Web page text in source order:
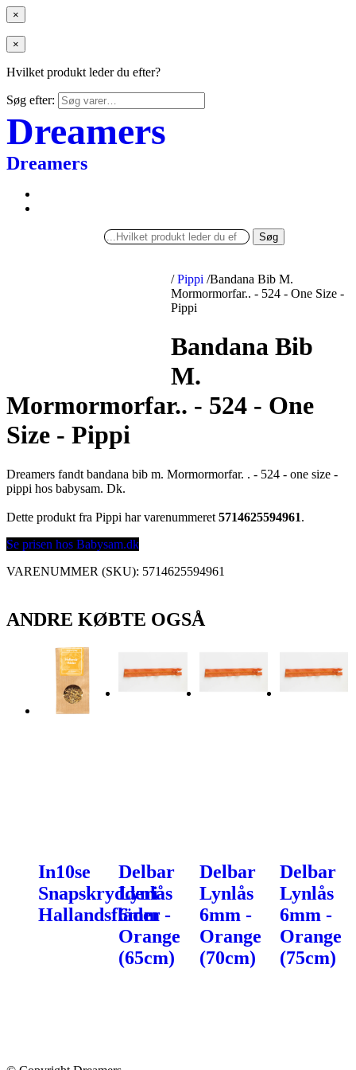
×
×
Hvilket produkt leder du efter?
Søg efter:
Dreamers
Dreamers
Søg
/ Pippi /Bandana Bib M.
Mormormorfar.. - 524 - One Size -
Pippi
Bandana Bib
M.
Mormormorfar.. - 524 - One
Size - Pippi
Dreamers fandt bandana bib m. Mormormorfar. . - 524 - one size -
pippi hos babysam. Dk.
Dette produkt fra Pippi har varenummeret 5714625594961.
Se prisen hos Babysam.dk
VARENUMMER (SKU): 5714625594961
ANDRE KØBTE OGSÅ
In10se
Snapskrydderi
Hallandsfläder
Delbar
Lynlås
6mm -
Orange
(65cm)
Delbar
Lynlås
6mm -
Orange
(70cm)
Delbar
Lynlås
6mm -
Orange
(75cm)